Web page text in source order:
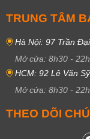
TRUNG TÂM
Hà Nội: 97 Trần
Mở cửa: 8h30 -
HCM: 92 Lê Văn
Mở cửa: 8h30 -
THEO DÕI